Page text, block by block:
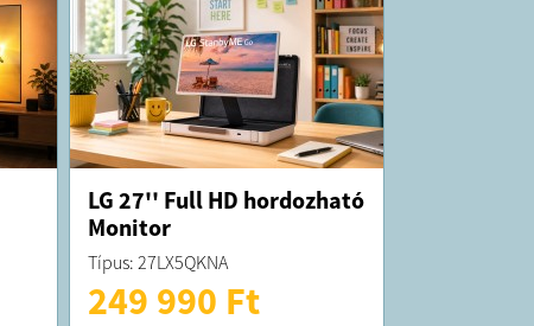
LG 27'' Full HD hordozható
Monitor
Típus: 27LX5QKNA
249 990 Ft